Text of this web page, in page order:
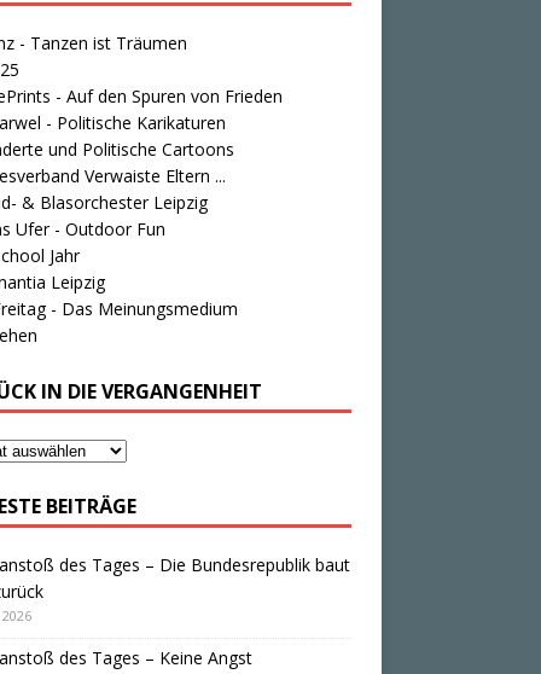
- Tanzen ist Träumen
- Auf den Spuren von Frieden
- Politische Karikaturen
und Politische Cartoons
Verwaiste Eltern ...
& Blasorchester Leipzig
Ufer - Outdoor Fun
Jahr
Leipzig
- Das Meinungsmedium
IN DIE VERGANGENHEIT
BEITRÄGE
des Tages – Die Bundesrepublik baut
des Tages – Keine Angst